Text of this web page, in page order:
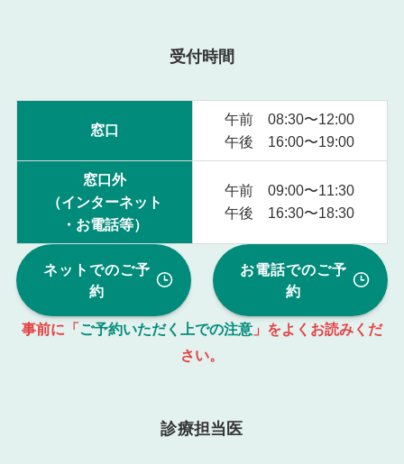
受付時間
窓口
午前 08:30〜12:00
午後 16:00〜19:00
窓口外
（インターネット
・お電話等）
午前 09:00〜11:30
午後 16:30〜18:30
ネットでのご予
約
お電話でのご予
約
事前に「ご予約いただく上での注意」をよくお読みくだ
さい。
診療担当医